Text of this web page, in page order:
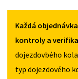
CITROEN
JUMPY
2004-
2007
Každá
kontroly a
dojezdovbého
typ dojezdového